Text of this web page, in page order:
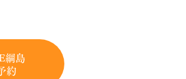
綱島
約